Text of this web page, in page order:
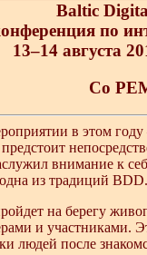
Baltic
по
13–14 августа
Co
в этом
внимание к
из традиций BDD.
на берегу
и участниками.
людей после